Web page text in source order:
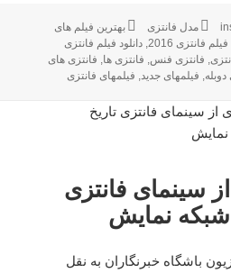
دسته‌ها
مدل فانتزی برچسب‌ها
بهترین فیلم های
فانتزی 2016 ,دانلود فیلم فانتزی
, فانتزی فنس, فانتزی ها, فانتزی های
دوبله, فیلمهای جدید, فیلمهای فانتزی
سینمای فانتزی
شبکه نمایش
باشگاه خبرنگاران به نقل